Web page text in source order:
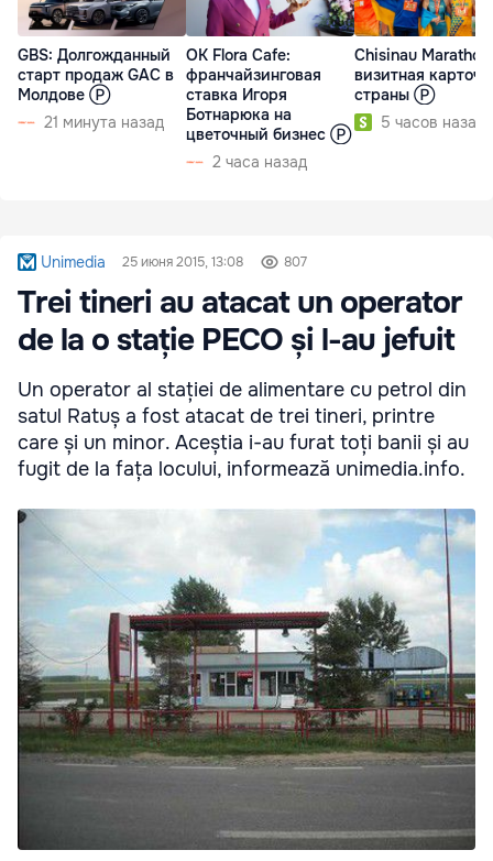
GBS: Долгожданный
старт продаж GAC в
Молдове Ⓟ
21 минута назад
OK Flora Cafe:
франчайзинговая
ставка Игоря
Ботнарюка на
цветочный бизнес Ⓟ
2 часа назад
Chisinau
визитная
страны Ⓟ
5 часов назад
Unimedia 25 июня 2015, 13:08 807
Trei tineri au atacat un operator
de la o stație PECO și l-au jefuit
Un operator al stației de alimentare cu petrol din
satul Ratuș a fost atacat de trei tineri, printre
care și un minor. Aceștia i-au furat toți banii și au
fugit de la fața locului, informează unimedia.info.